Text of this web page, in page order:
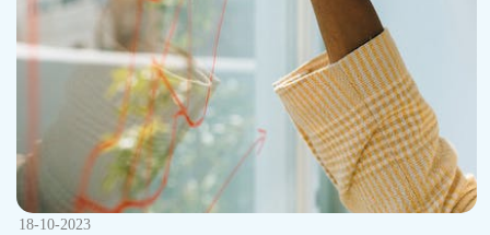
18-10-2023